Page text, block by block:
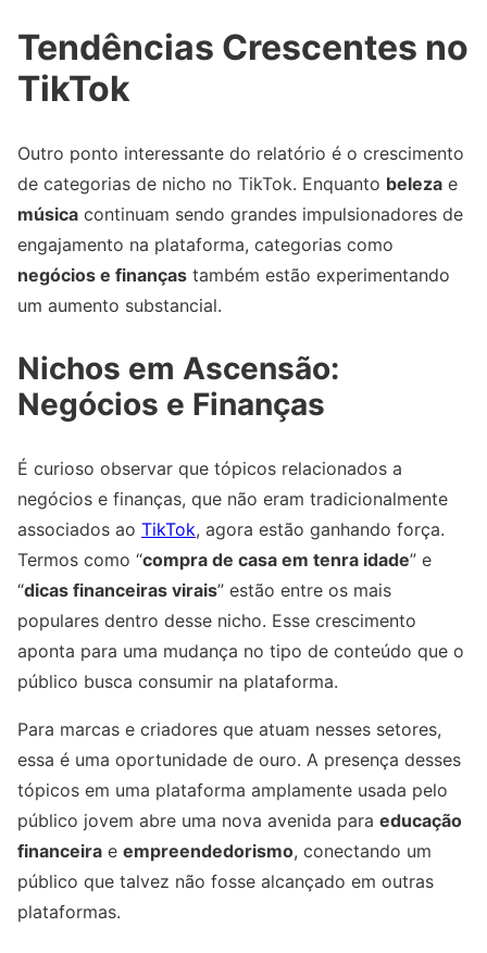
Tendências Crescentes no
TikTok
Outro ponto interessante do relatório é o crescimento
de categorias de nicho no TikTok. Enquanto beleza e
música continuam sendo grandes impulsionadores de
engajamento na plataforma, categorias como
negócios e finanças também estão experimentando
um aumento substancial.
Nichos em Ascensão:
Negócios e Finanças
É curioso observar que tópicos relacionados a
negócios e finanças, que não eram tradicionalmente
associados ao TikTok, agora estão ganhando força.
Termos como “compra de casa em tenra idade” e
“dicas financeiras virais” estão entre os mais
populares dentro desse nicho. Esse crescimento
aponta para uma mudança no tipo de conteúdo que o
público busca consumir na plataforma.
Para marcas e criadores que atuam nesses setores,
essa é uma oportunidade de ouro. A presença desses
tópicos em uma plataforma amplamente usada pelo
público jovem abre uma nova avenida para educação
financeira e empreendedorismo, conectando um
público que talvez não fosse alcançado em outras
plataformas.